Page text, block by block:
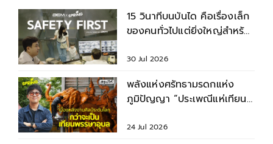
15 วินาทีบนบันได คือเรื่องเล็ก
ของคนทั่วไปแต่ยิ่งใหญ่สำหรับ
30 Jul 2026
พลังแห่งศรัทธามรดกแห่ง
ภูมิปัญญา “ประเพณีแห่เทียน
24 Jul 2026